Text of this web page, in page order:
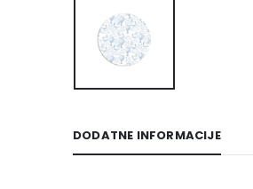
DODATNE INFORMACIJE